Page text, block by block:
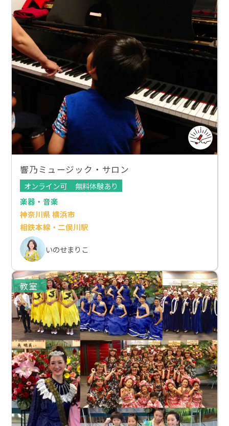
響乃ミュージック・サロン
オンライン可
無料体験あり
楽器・音楽
神奈川県 横浜市
相鉄本線・二俣川駅
いのせまりこ
教室